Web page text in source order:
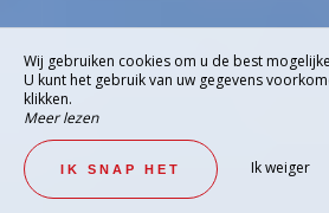
Wij gebruiken cookies om u de best
U kunt het gebruik van uw gegevens
klikken.
Meer lezen
IK SNAP HET Ik weiger